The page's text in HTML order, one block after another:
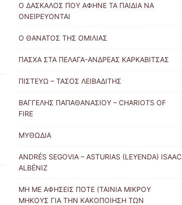
Ο ΔΑΣΚΑΛΟΣ ΠΟΥ ΑΦΗΝΕ ΤΑ ΠΑΙΔΙΑ ΝΑ
ΟΝΕΙΡΕΥΟΝΤΑΙ
Ο ΘΑΝΑΤΟΣ ΤΗΣ ΟΜΙΛΙΑΣ
ΠΑΣΧΑ ΣΤΑ ΠΕΛΑΓΑ-ΑΝΔΡΕΑΣ ΚΑΡΚΑΒΙΤΣΑΣ
ΠΙΣΤΕΥΩ – ΤΑΣΟΣ ΛΕΙΒΑΔΙΤΗΣ
ΒΑΓΓΕΛΗΣ ΠΑΠΑΘΑΝΑΣΙΟΥ – CHARIOTS OF
FIRE
ΜΥΘΩΔΙΑ
ANDRÉS SEGOVIA – ASTURIAS (LEYENDA) ISAAC
ALBÉNIZ
ΜΗ ΜΕ ΑΦΗΣΕΙΣ ΠΟΤΕ (ΤΑΙΝΙΑ ΜΙΚΡΟΥ
ΜΗΚΟΥΣ ΓΙΑ ΤΗΝ ΚΑΚΟΠΟΙΗΣΗ ΤΩΝ